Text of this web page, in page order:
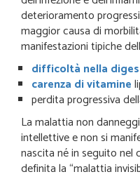
deterioramento
maggior causa di
manifestazioni tipiche
difficoltà nella
carenza di vitamine
perdita progressiva
La malattia non
intellettive e non si
nascita né in seguito nel
definita la “malattia